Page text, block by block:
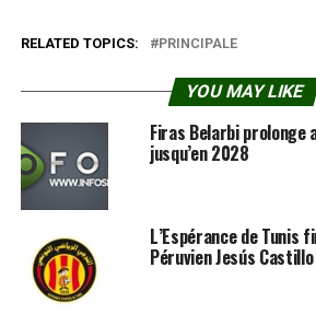
RELATED TOPICS: PRINCIPALE
YOU MAY LIKE
Firas Belarbi prolonge
jusqu’en 2028
L’Espérance de Tunis
Péruvien Jesús Castillo